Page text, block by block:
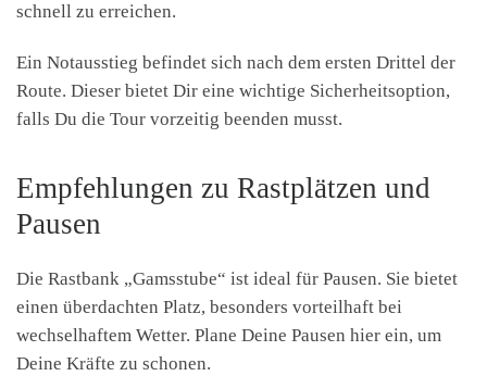
schnell zu erreichen.
Ein Notausstieg befindet sich nach dem ersten Drittel der
Route. Dieser bietet Dir eine wichtige Sicherheitsoption,
falls Du die Tour vorzeitig beenden musst.
Empfehlungen zu Rastplätzen und
Pausen
Die Rastbank „Gamsstube“ ist ideal für Pausen. Sie bietet
einen überdachten Platz, besonders vorteilhaft bei
wechselhaftem Wetter. Plane Deine Pausen hier ein, um
Deine Kräfte zu schonen.